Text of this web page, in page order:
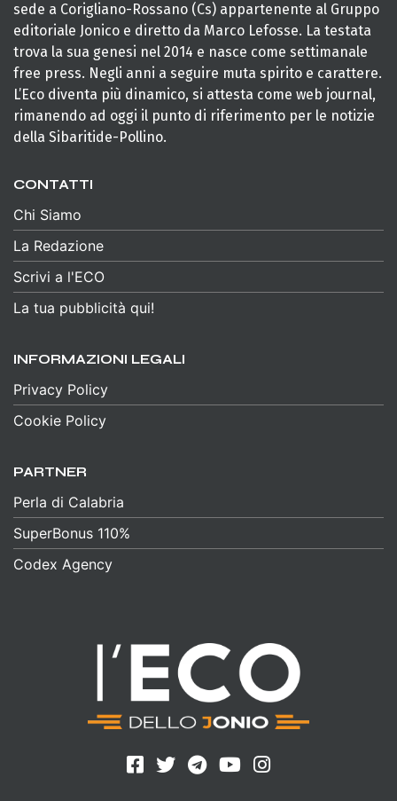
sede a Corigliano-Rossano (Cs) appartenente al Gruppo
editoriale Jonico e diretto da Marco Lefosse. La testata
trova la sua genesi nel 2014 e nasce come settimanale
free press. Negli anni a seguire muta spirito e carattere.
L’Eco diventa più dinamico, si attesta come web journal,
rimanendo ad oggi il punto di riferimento per le notizie
della Sibaritide-Pollino.
CONTATTI
Chi Siamo
La Redazione
Scrivi a l'ECO
La tua pubblicità qui!
INFORMAZIONI LEGALI
Privacy Policy
Cookie Policy
PARTNER
Perla di Calabria
SuperBonus 110%
Codex Agency